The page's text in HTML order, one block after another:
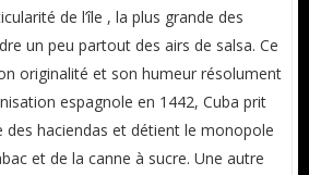
de l’île , la plus grande des
un peu partout des airs de salsa. Ce
originalité et son humeur résolument
espagnole en 1442, Cuba prit
des haciendas et détient le monopole
et de la canne à sucre. Une autre